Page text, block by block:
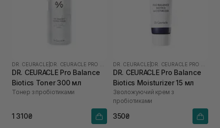
DR. CEURACLE
DR. CEURACLE Pro Balance
Biotics Toner 300 мл
Тонер з пробіотиками
1 310₴
DR. CEURACLE
DR. CEURACLE Pro Balance
Biotics Moisturizer 15 мл
Зволожуючий крем з
пробіотиками
350₴